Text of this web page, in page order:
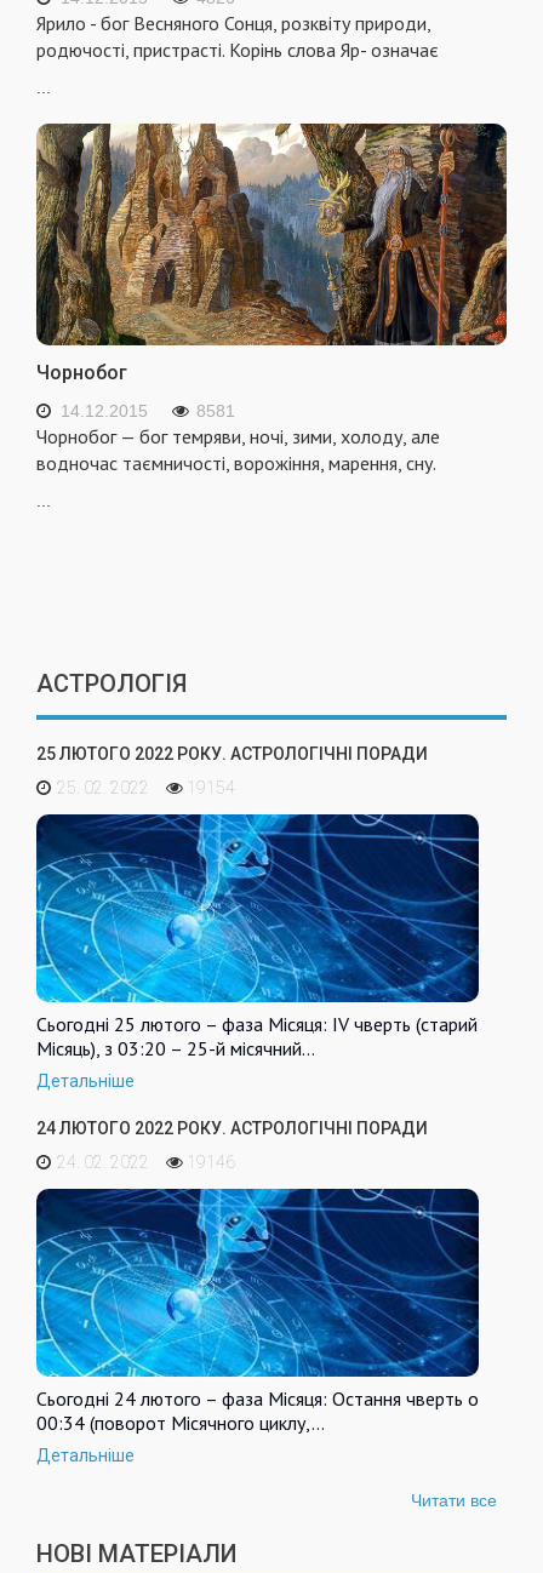
Ярило - бог Весняного Сонця, розквіту природи,
родючості, пристрасті. Корінь слова Яр- означає
...
Чорнобог
14.12.2015 8581
Чорнобог — бог темряви, ночі, зими, холоду, але
водночас таємничості, ворожіння, марення, сну.
АСТРОЛОГІЯ
25 ЛЮТОГО 2022 РОКУ. АСТРОЛОГІЧНІ ПОРАДИ
25. 02. 2022
19154
Сьогодні 25 лютого – фаза Місяця: IV чверть (старий
Місяць), з 03:20 – 25-й місячний…
Детальніше
24 ЛЮТОГО 2022 РОКУ. АСТРОЛОГІЧНІ ПОРАДИ
24. 02. 2022
19146
Сьогодні 24 лютого – фаза Місяця: Остання чверть о
00:34 (поворот Місячного циклу,…
Детальніше
Читати все
НОВІ МАТЕРІАЛИ